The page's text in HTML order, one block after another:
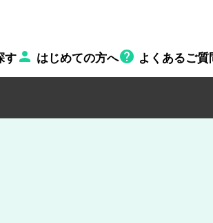
す  はじめての方へ よくあるご質